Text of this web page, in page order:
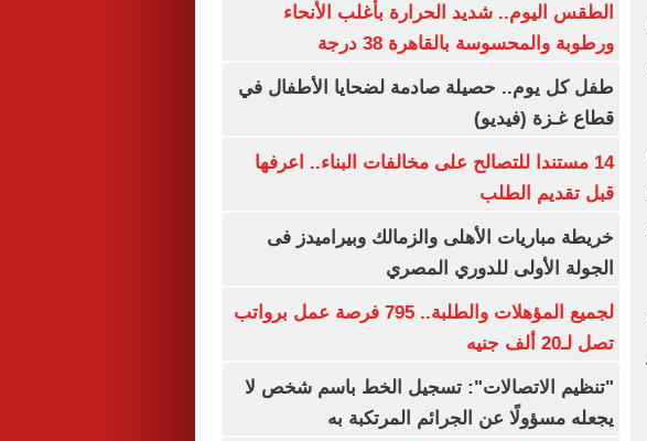
الطقس اليوم.. شديد الحرارة بأغلب الأنحاء
ورطوبة والمحسوسة بالقاهرة 38 درجة
طفل كل يوم.. حصيلة صادمة لضحايا الأطفال في
قطاع غـزة (فيديو)
14 مستندا للتصالح على مخالفات البناء.. اعرفها
قبل تقديم الطلب
خريطة مباريات الأهلى والزمالك وبيراميدز فى
الجولة الأولى للدوري المصري
لجميع المؤهلات والطلبة.. 795 فرصة عمل برواتب
تصل لـ20 ألف جنيه
"تنظيم الاتصالات": تسجيل الخط باسم شخص لا
يجعله مسؤولًا عن الجرائم المرتكبة به